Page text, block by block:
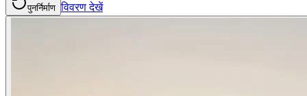
पुनर्निर्माण विवरण देखें